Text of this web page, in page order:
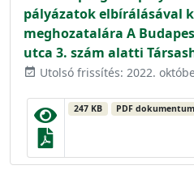
pályázatok elbírálásával
meghozatalára A
utca 3. szám alatti
event_available Utolsó frissítés: 2022.
247 KB PDF dokumentum